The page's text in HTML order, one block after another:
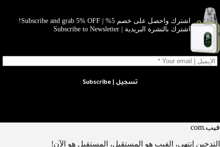
اشترك واحصل على خصم 5% | Subscribe and grab 5% OFF!
اشترك بالنشرة البريدية | Subscribe to Newsletter
تسجيل | Subscribe
فيب.com
التدخين إنتهى، الفيب هو المستقبل، المستقبل هو الآن!